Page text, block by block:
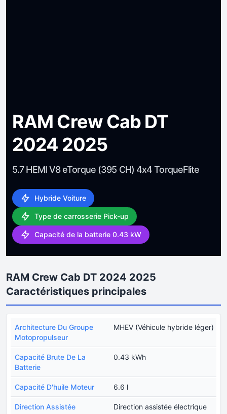
RAM Crew Cab DT
2024 2025
5.7 HEMI V8 eTorque (395 CH) 4x4 TorqueFlite
Hybride Voiture
Type de carrosserie Pick-up
Capacité de la batterie 0.43 kW
RAM Crew Cab DT 2024 2025
Caractéristiques principales
Architecture Du Groupe
Motopropulseur
MHEV (Véhicule hybride léger)
Capacité Brute De La
Batterie
0.43 kWh
Capacité D'huile Moteur 6.6 l
Direction Assistée Direction assistée électrique